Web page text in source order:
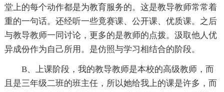
堂上的每个动作都是为教育服务的。这是教导教师常常着
重的一句话。还经听一些竟赛课、公开课、优质课。之后
与教导教师一同讨论，更多的是教师的点拨。汲取他人优
异成份作为自己所用。是仿照与学习相结合的阶段。
B、上课阶段，我的教导教师是本校的高级教师，而
且是三年级二班的班主任，所以她给我上的课是许多，而